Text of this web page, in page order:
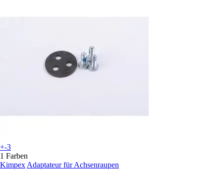
+-3
1 Farben
Kimpex Adaptateur für Achsenraupen